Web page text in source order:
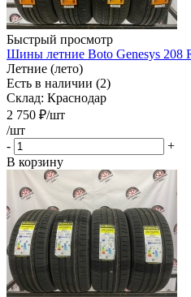
Быстрый просмотр
Шины летние Boto Genesys 208
Летние (лето)
Есть в наличии (2)
Склад: Краснодар
2 750 ₽/шт
/шт
-
+
В корзину